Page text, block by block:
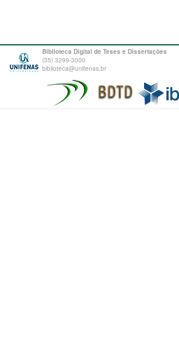
Biblioteca Digital de Teses e Dissertações
(35) 3299-3000
biblioteca@unifenas.br